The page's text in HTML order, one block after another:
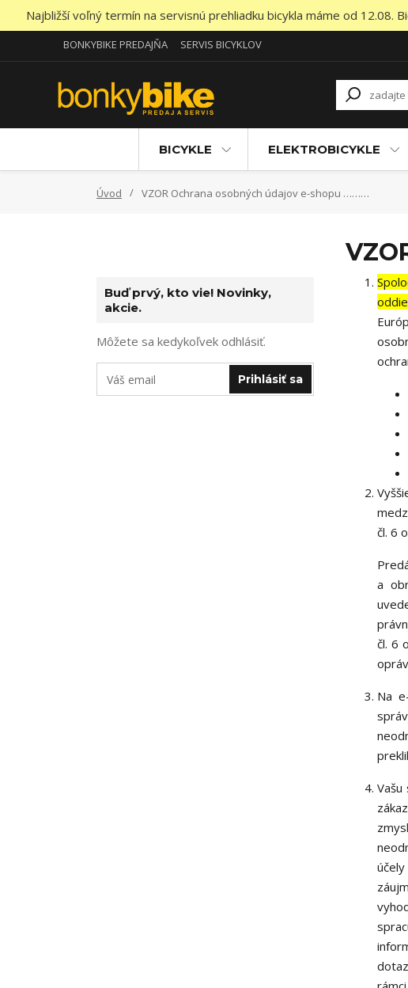
Najbližší voľný termín na servisnú prehliadku bicykla máme od
BONKYBIKE PREDAJŇA SERVIS BICYKLOV
BICYKLE ELEKTROBICYKLE
Úvod VZOR Ochrana osobných údajov e-shopu ………
Buď prvý, kto vie! Novinky,
akcie.
Môžete sa kedykoľvek odhlásiť.
Prihlásiť sa
čl. 6
a
čl. 6
Na